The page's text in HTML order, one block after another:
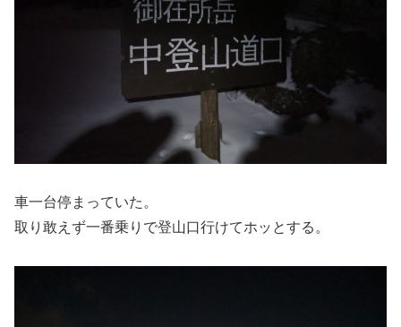
車一台停まっていた。
取り敢えず一番乗りで登山口行けてホッとする。